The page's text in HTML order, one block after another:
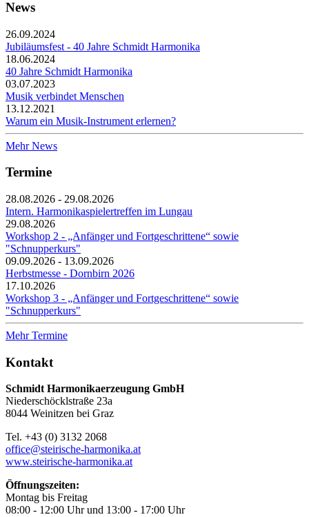
News
26.09.2024
Jubiläumsfest - 40 Jahre Schmidt Harmonika
18.06.2024
40 Jahre Schmidt Harmonika
03.07.2023
Musik verbindet Menschen
13.12.2021
Warum ein Musik-Instrument erlernen?
Mehr News
Termine
28.08.2026 - 29.08.2026
Intern. Harmonikaspielertreffen im Lungau
29.08.2026
Workshop 2 - „Anfänger und Fortgeschrittene“ sowie
"Schnupperkurs"
09.09.2026 - 13.09.2026
Herbstmesse - Dornbirn 2026
17.10.2026
Workshop 3 - „Anfänger und Fortgeschrittene“ sowie
"Schnupperkurs"
Mehr Termine
Kontakt
Schmidt Harmonikaerzeugung GmbH
Niederschöcklstraße 23a
8044 Weinitzen bei Graz
Tel. +43 (0) 3132 2068
office@steirische-harmonika.at
www.steirische-harmonika.at
Öffnungszeiten:
Montag bis Freitag
08:00 - 12:00 Uhr und 13:00 - 17:00 Uhr